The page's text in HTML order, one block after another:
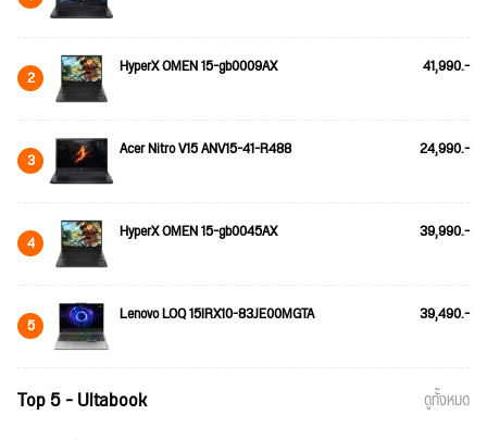
2 HyperX OMEN 15-gb0009AX 41,990.-
3 Acer Nitro V15 ANV15-41-R488 24,990.-
4 HyperX OMEN 15-gb0045AX 39,990.-
5 Lenovo LOQ 15IRX10-83JE00MGTA 39,490.-
Top 5 - Ultabook ดูทั้งหมด